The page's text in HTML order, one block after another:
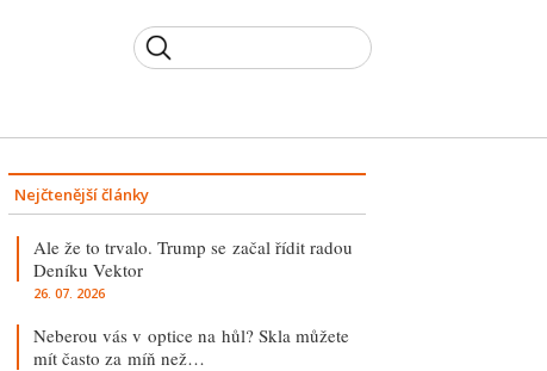
Nejčtenější články
Ale že to trvalo. Trump se začal řídit radou
Deníku Vektor
26. 07. 2026
Neberou vás v optice na hůl? Skla můžete
mít často za míň než…